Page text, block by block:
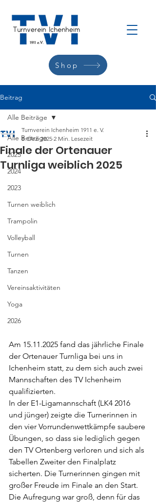
Shop
Beitrag
Alle Beiträge
2025
2024
2023
Turnen weiblich
Trampolin
Volleyball
Turnen
Tanzen
Vereinsaktivitäten
Yoga
2026
Alle Beiträge
Finale der Ortenauer
Turnliga weiblich 2025
Turnverein Ichenheim 1911 e. V.
8. Dez. 2025 2 Min. Lesezeit
Am 15.11.2025 fand das jährliche Finale
der Ortenauer Turnliga bei uns in
Ichenheim statt, zu dem sich auch zwei
Mannschaften des TV Ichenheim
qualifizierten.
In der E1-Ligamannschaft (LK4 2016
und jünger) zeigte die Turnerinnen in
den vier Vorrundenwettkämpfe saubere
Übungen, so dass sie lediglich gegen
den TV Ortenberg verloren und sich als
Tabellen Zweiter den Finalplatz
sicherten. Die Turnerinnen gingen mit
großer Freude im Finale an den Start.
Die Aufregung war groß, denn für das